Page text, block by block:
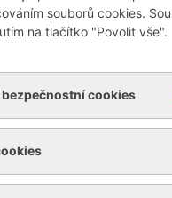
i většinu zařízení
například:
souborů cookies.
na tlačítko "Povolit vše".
bezpečnostní cookies